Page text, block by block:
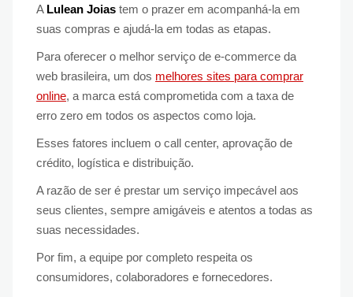
A Lulean Joias tem o prazer em acompanhá-la em
suas compras e ajudá-la em todas as etapas.
Para oferecer o melhor serviço de e-commerce da
web brasileira, um dos melhores sites para comprar
online, a marca está comprometida com a taxa de
erro zero em todos os aspectos como loja.
Esses fatores incluem o call center, aprovação de
crédito, logística e distribuição.
A razão de ser é prestar um serviço impecável aos
seus clientes, sempre amigáveis ​​e atentos a todas as
suas necessidades.
Por fim, a equipe por completo respeita os
consumidores, colaboradores e fornecedores.